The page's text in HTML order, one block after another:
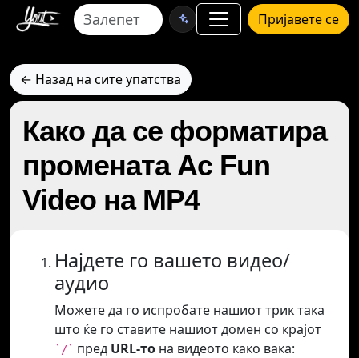
Пријавете се
← Назад на сите упатства
Како да се форматира
промената Ac Fun
Video на MP4
Најдете го вашето видео/
аудио
Можете да го испробате нашиот трик така
што ќе го ставите нашиот домен со крајот
`/` пред URL-то на видеото како вака: